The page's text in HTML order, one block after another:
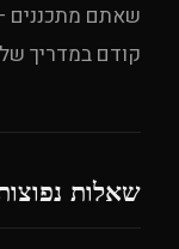
שאתם מתכננים
קודם במדריך
שאלות